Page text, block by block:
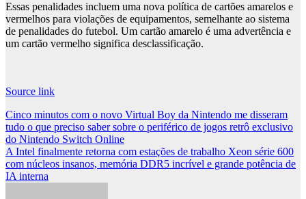
Essas penalidades incluem uma nova política de cartões amarelos e
vermelhos para violações de equipamentos, semelhante ao sistema
de penalidades do futebol. Um cartão amarelo é uma advertência e
um cartão vermelho significa desclassificação.
Source link
Post
navigation
Cinco minutos com o novo Virtual Boy da Nintendo me disseram
tudo o que preciso saber sobre o periférico de jogos retrô exclusivo
do Nintendo Switch Online
A Intel finalmente retorna com estações de trabalho Xeon série 600
com núcleos insanos, memória DDR5 incrível e grande potência de
IA interna